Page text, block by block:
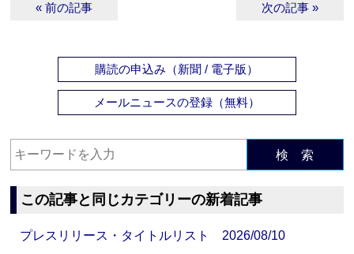
« 前の記事 次の記事 »
購読の申込み（新聞 / 電子版）
メールニュースの登録（無料）
検 索
この記事と同じカテゴリーの新着記事
プレスリリース・タイトルリスト 2026/08/10